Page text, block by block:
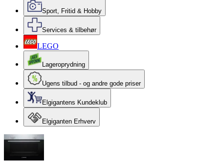
Sport, Fritid & Hobby
Services & tilbehør
LEGO
Lageroprydning
Ugens tilbud - og andre gode priser
Elgigantens Kundeklub
Elgiganten Erhverv